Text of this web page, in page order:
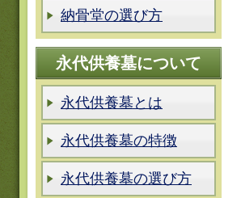
納骨堂の選び方
永代供養墓について
永代供養墓とは
永代供養墓の特徴
永代供養墓の選び方